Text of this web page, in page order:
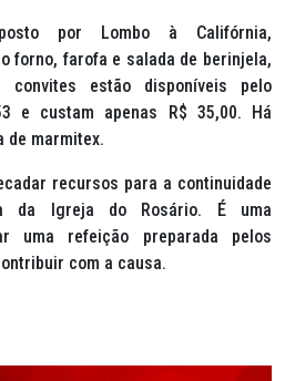
por Lombo à Califórnia,
forno, farofa e salada de berinjela,
convites estão disponíveis pelo
e custam apenas R$ 35,00. Há
de marmitex.
recursos para a continuidade
da Igreja do Rosário. É uma
uma refeição preparada pelos
com a causa.